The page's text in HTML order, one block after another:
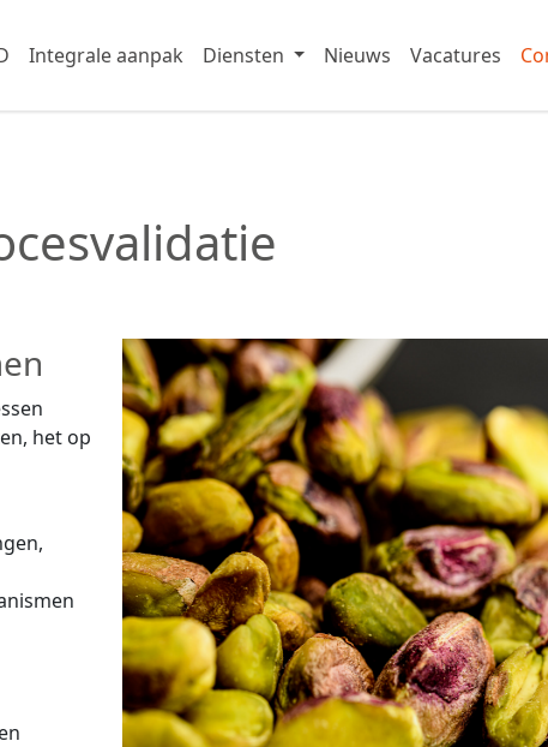
Integrale aanpak Diensten Nieuws Vacatures
het op